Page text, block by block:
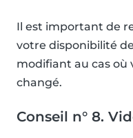
Il est important de
votre disponibilité
modifiant au cas où
changé.
Conseil n° 8.